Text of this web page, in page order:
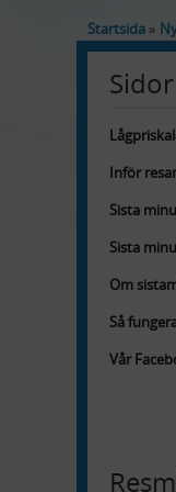
Startsida
Sidor
Inför
Sista
Sista
Om
Så
Vår